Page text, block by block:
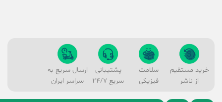
خرید مستقیم
از ناشر
سلامت
فیزیکی
پشتیبانی
سریع 24/7
ارسال سریع به
سراسر ایران